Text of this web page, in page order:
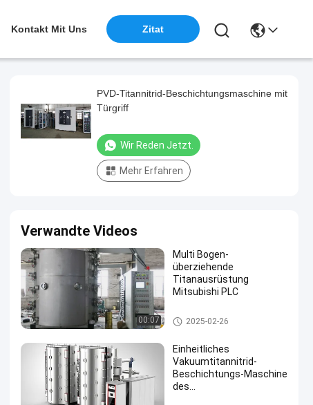
Kontakt Mit Uns Zitat
PVD-Titannitrid-Beschichtungsmaschine mit
Türgriff
Wir Reden Jetzt.
Mehr Erfahren
Verwandte Videos
00:07
Multi Bogen-
überziehende
Titanausrüstung
Mitsubishi PLC
Titannitridbeschichtungsmas
chine
2025-02-26
Einheitliches
Vakuumtitannitrid-
Beschichtungs-Maschine
des